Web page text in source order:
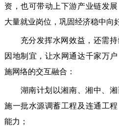
资，也可带动上下游产业链发
大量就业岗位，巩固经济稳中向
充分发挥水网效益，还需持
因地制宜，让水网通达千家万
施网络的交互融合：
湖南计划以湘南、湘中、湘
施一批水源调蓄工程及连通工
能力；